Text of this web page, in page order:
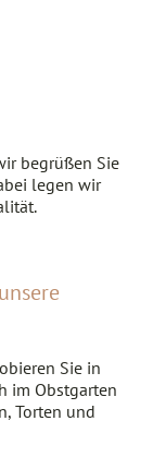
begrüßen Sie
legen wir
Sie in
im Obstgarten
Torten und